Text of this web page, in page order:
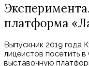
платформа
Выпускник 2019 года
лицеистов посетить
выставочную